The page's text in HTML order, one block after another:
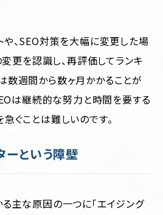
や、SEO対策を大幅に変更した場
更を認識し、再評価してランキ
数週間から数ヶ月かかることが
は継続的な努力と時間を要する
ぐことは難しいのです。
ーという障壁
主な原因の一つに「エイジング